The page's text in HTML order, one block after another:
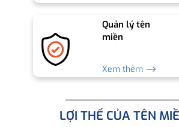
Quản lý tên
miền
Xem thêm ⟶
LỢI THẾ CỦA TÊN